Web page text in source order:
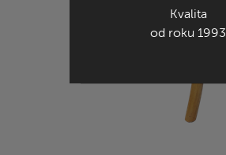
Kvalita
od roku 1993